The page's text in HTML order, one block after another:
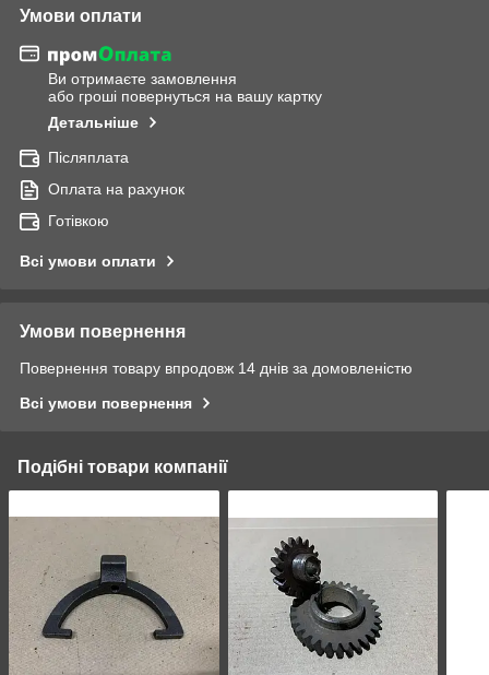
Умови оплати
Ви отримаєте замовлення
або гроші повернуться на вашу картку
Детальніше
Післяплата
Оплата на рахунок
Готівкою
Всі умови оплати
Умови повернення
Повернення товару впродовж 14 днів за домовленістю
Всі умови повернення
Подібні товари компанії